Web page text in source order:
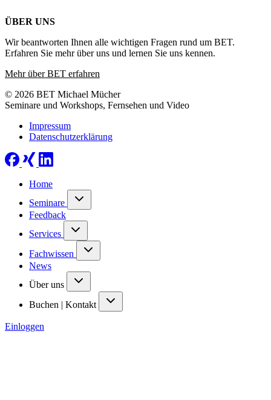
ÜBER UNS
Wir beantworten Ihnen alle wichtigen Fragen rund um BET.
Erfahren Sie mehr über uns und lernen Sie uns kennen.
Mehr über BET erfahren
© 2026 BET Michael Mücher
Seminare und Workshops, Fernsehen und Video
Impressum
Datenschutzerklärung
Home
Seminare
Feedback
Services
Fachwissen
News
Über uns
Buchen | Kontakt
Einloggen